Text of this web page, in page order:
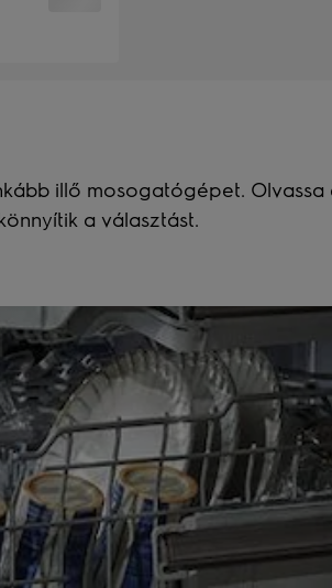
illő mosogatógépet. Olvassa
a választást.